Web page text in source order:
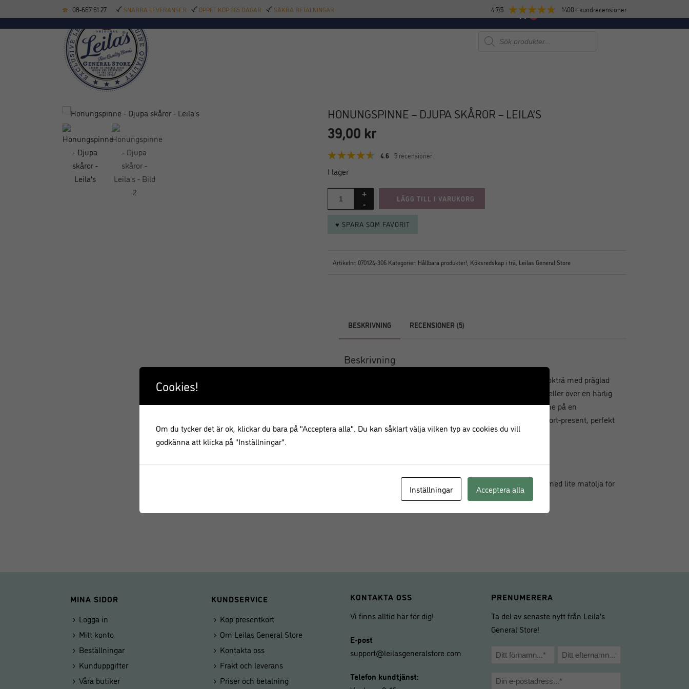
08-667 61 27 SNABBA LEVERANSER ÖPPET KÖP 365 DAGAR SÄKRA BETALNINGAR 4.7/5 1400+ kundrecensioner
KÖKSREDSKAP BAKTILLBEHÖR BAR DELIKATESSER NYHETER 0
Produktsökning
HONUNGSPINNE – DJUPA SKÅROR – LEILA’S
39,00 kr
4.6 5 recensioner
I lager
LÄGG TILL I VARUKORG
♥ SPARA SOM FAVORIT
Artikelnr: 070124-306 Kategorier: Hållbara produkter! Köksredskap i trä Leilas General Store
BESKRIVNING RECENSIONER (5)
Beskrivning
En söt, liten honungspinne med djupa skåror tillverkad av bokträ med präglad
logotyp som kan användas till att ringla honung i kvällsteet eller över en härlig
sallad med rödbeta och chèvreost. Knyt fast en honungspinne på en
honungsburk med grovt snöre och ge bort som en liten gå-bort-present, perfekt
till teälskaren!
• Träredskap behöver då och då återfettas, så smörj in dem med lite matolja för
ännu längre hållbarhet
MINA SIDOR
Logga in
Mitt konto
Beställningar
Kunduppgifter
Våra butiker
KUNDSERVICE
Köp presentkort
Om Leilas General Store
Kontakta oss
Frakt och leverans
Priser och betalning
KONTAKTA OSS
Vi finns alltid här för dig!
E-post
support@leilasgeneralstore.com
Telefon kundtjänst:
PRENUMERERA
Ta del av senaste nytt från Leila’s
General Store!
Namn
E-
Cookies!
Om du tycker det är ok, klickar du bara på "Acceptera alla". Du kan såklart välja vilken typ av cookies du vill
godkänna att klicka på "Inställningar".
Inställningar Acceptera alla